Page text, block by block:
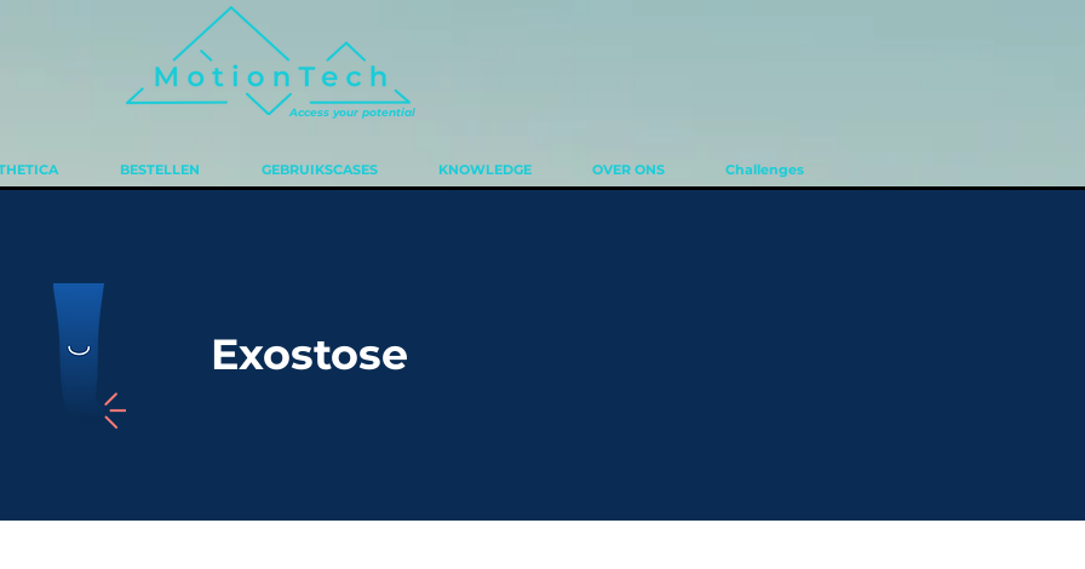
Access your potential
BESTELLEN GEBRUIKSCASES KNOWLEDGE OVER ONS Challenges
Exostose